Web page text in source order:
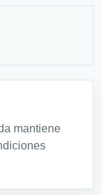
mantiene